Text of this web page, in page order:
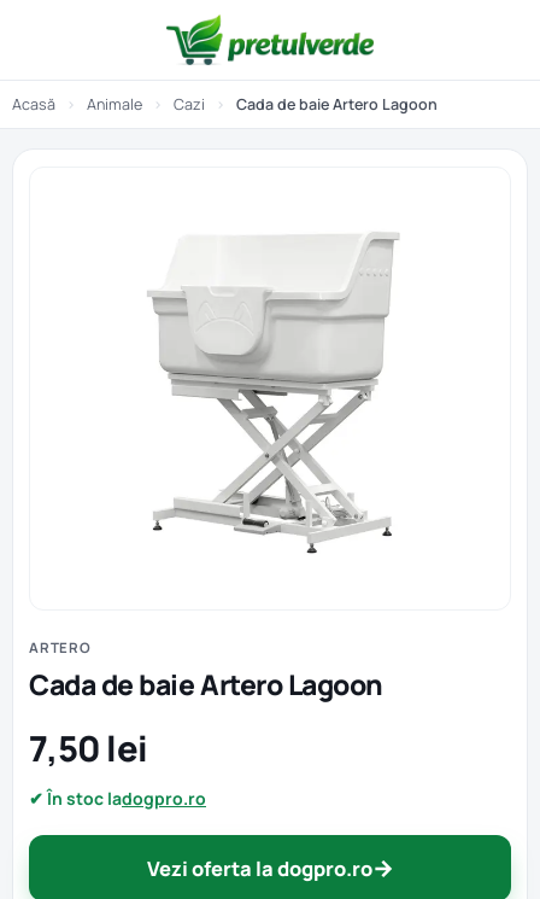
Acasă › Animale › Cazi › Cada de baie Artero Lagoon
ARTERO
Cada de baie Artero Lagoon
7,50 lei
✔ În stoc ladogpro.ro
Vezi oferta la dogpro.ro→